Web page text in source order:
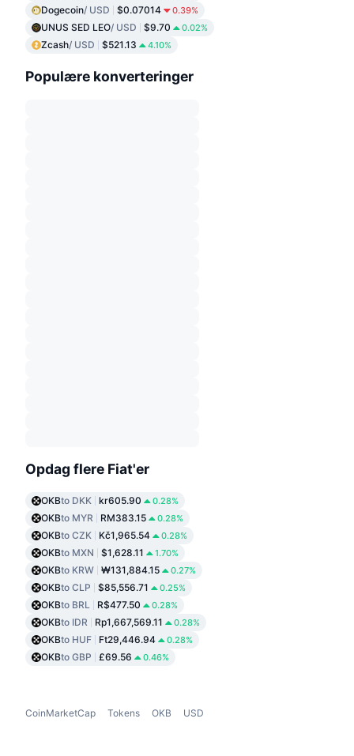
Dogecoin/ USD $0.07014 0.39%
UNUS SED LEO/ USD $9.70 0.02%
Zcash/ USD $521.13 4.10%
Populære konverteringer
Opdag flere Fiat'er
OKBto DKK kr605.90 0.28%
OKBto MYR RM383.15 0.28%
OKBto CZK Kč1,965.54 0.28%
OKBto MXN $1,628.11 1.70%
OKBto KRW ₩131,884.15 0.27%
OKBto CLP $85,556.71 0.25%
OKBto BRL R$477.50 0.28%
OKBto IDR Rp1,667,569.11 0.28%
OKBto HUF Ft29,446.94 0.28%
OKBto GBP £69.56 0.46%
CoinMarketCap Tokens OKB USD